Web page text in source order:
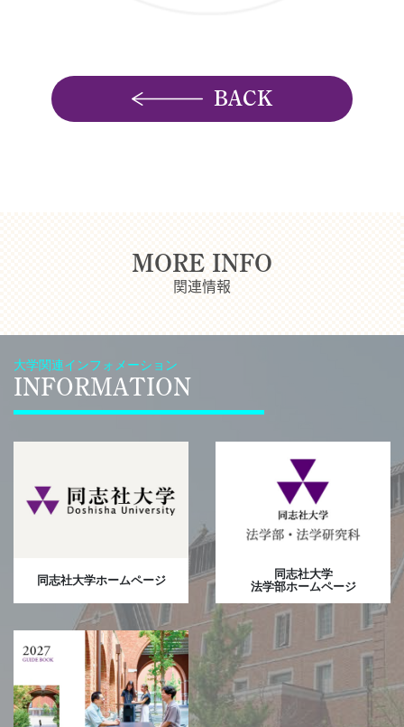
BACK
MORE INFO
関連情報
大学関連インフォメーション
INFORMATION
同志社大学ホームページ
同志社大学
法学部ホームページ